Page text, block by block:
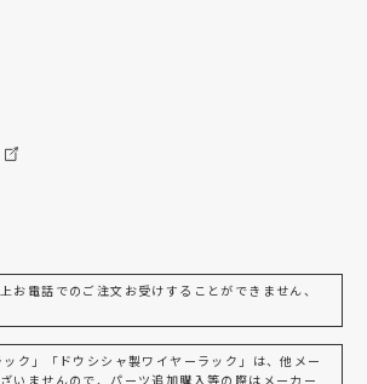
お電話でのご注文お受けすることができません、
ック」「ドウシシャ製ワイヤーラック」は、他メー
いませんので、パーツ追加購入等の際はメーカー